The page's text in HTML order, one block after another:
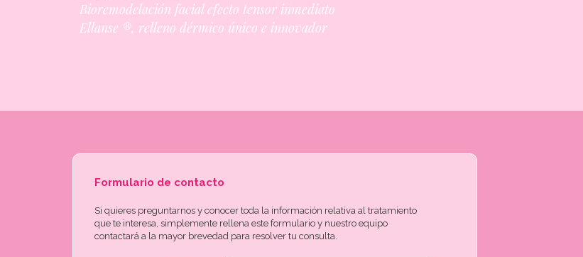
Bioremodelación facial efecto tensor inmediato
Ellanse ®, relleno dérmico único e innovador
Formulario de contacto
Si quieres preguntarnos y conocer toda la información relativa al tratamiento
que te interesa, simplemente rellena este formulario y nuestro equipo
contactará a la mayor brevedad para resolver tu consulta.